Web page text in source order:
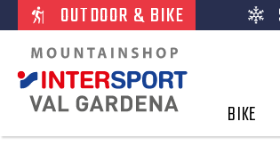
OUTDOOR & BIKE
BIKE